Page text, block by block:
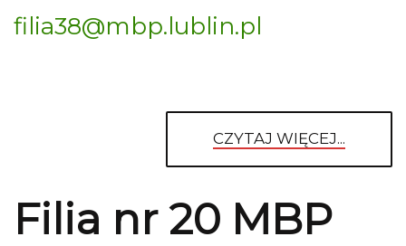
filia38@mbp.lublin.pl
CZYTAJ WIĘCEJ...
Filia nr 20 MBP